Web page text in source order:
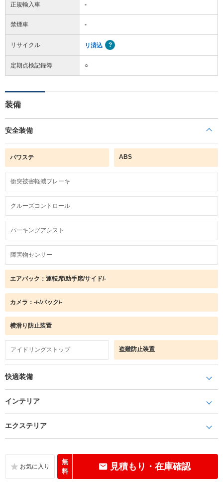
正規輸入車 -
禁煙車 -
リサイクル リ済込
定期点検記録簿 ○
装備
安全装備
パワステ ABS
衝突被害軽減ブレーキ
クルーズコントロール
パーキングアシスト
障害物センサー
エアバック：運転席/助手席/サイド/-
カメラ：-/-/バック/-
横滑り防止装置
アイドリングストップ 盗難防止装置
快適装備
インテリア
エクステリア
無
料
見積もり・在庫確認